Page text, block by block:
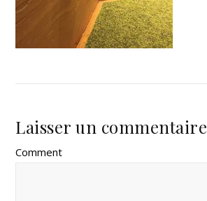
Laisser un commentaire
Comment